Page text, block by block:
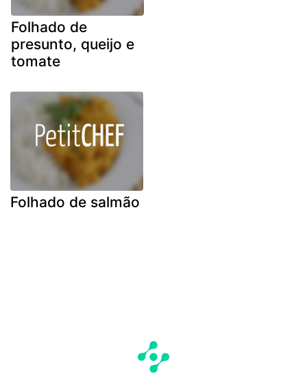
Folhado de
presunto, queijo e
tomate
Folhado de salmão